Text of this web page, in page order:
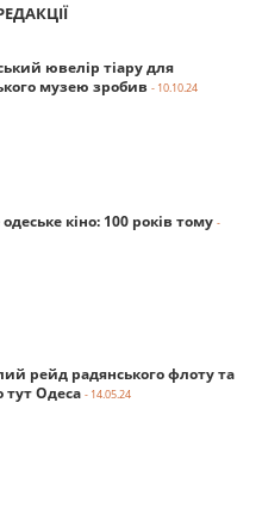
ювелір тіару для
музею зробив - 10.10.24
кіно: 100 років тому -
рейд радянського флоту та
тут Одеса - 14.05.24